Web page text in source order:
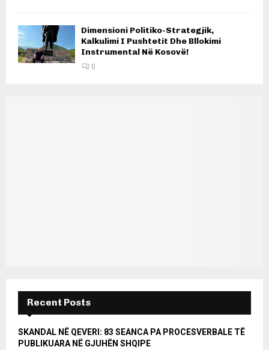
Dimensioni Politiko-Strategjik,
Kalkulimi I Pushtetit Dhe Bllokimi
Instrumental Në Kosovë!
0
Recent Posts
SKANDAL NË QEVERI: 83 SEANCA PA PROCESVERBALE TË
PUBLIKUARA NË GJUHËN SHQIPE